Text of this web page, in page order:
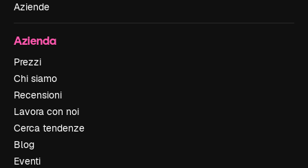
Aziende
Azienda
Prezzi
Chi siamo
Recensioni
Lavora con noi
Cerca tendenze
Blog
Eventi